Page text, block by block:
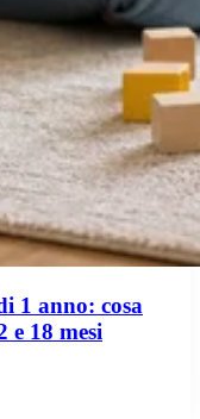
1 anno: cosa
e 18 mesi